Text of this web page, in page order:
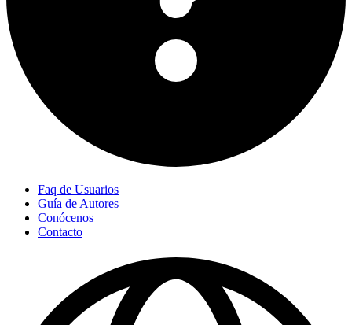
Faq de Usuarios
Guía de Autores
Conócenos
Contacto